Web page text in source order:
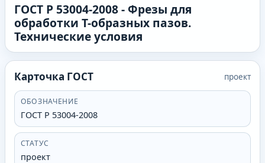
ГОСТ Р 53004-2008-Фрезы для
обработки Т-образных пазов.
Технические условия
Карточка ГОСТ проект
ОБОЗНАЧЕНИЕ
ГОСТ Р 53004-2008
СТАТУС
проект